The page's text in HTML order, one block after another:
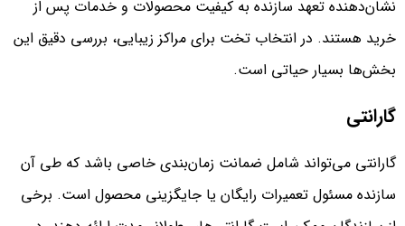
نشان‌دهنده تعهد سازنده به کیفیت محصولات و خدمات پس از
خرید هستند. در انتخاب تخت برای مراکز زیبایی، بررسی دقیق این
بخش‌ها بسیار حیاتی است.
گارانتی
گارانتی می‌تواند شامل ضمانت زمان‌بندی خاصی باشد که طی آن
سازنده مسئول تعمیرات رایگان یا جایگزینی محصول است. برخی